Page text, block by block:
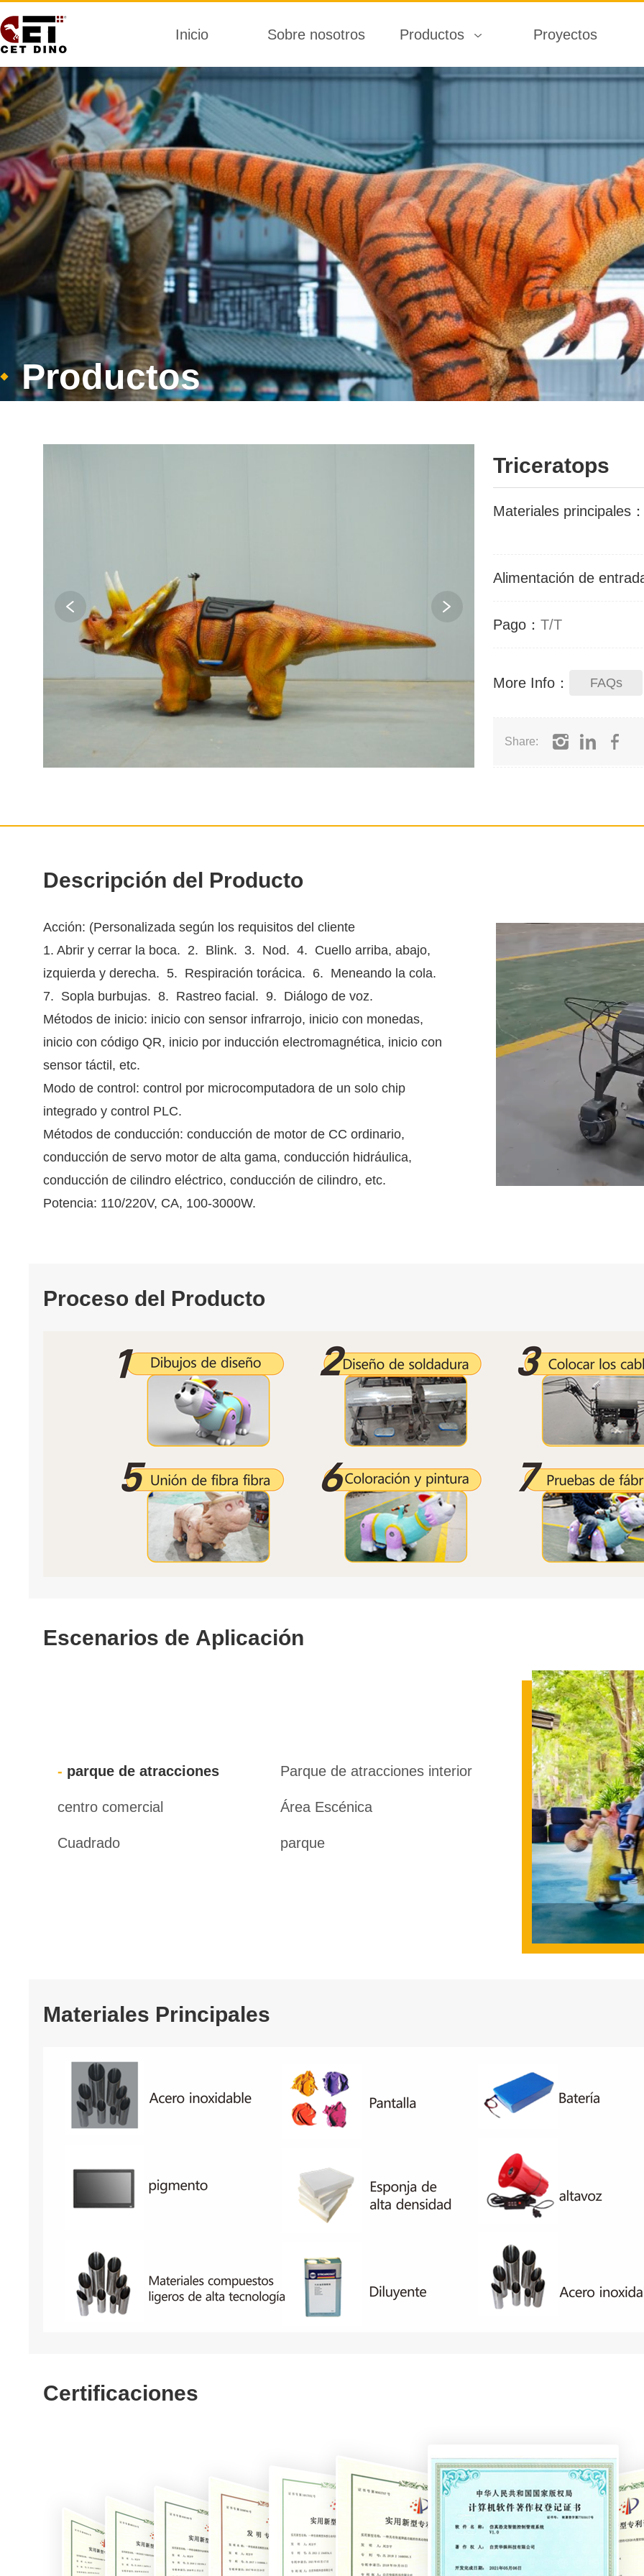
Inicio Sobre nosotros Productos Proyectos
Productos
Triceratops
Materiales principales：
Alimentación de
Pago： T/T
More Info： FAQs
Share:
Descripción del Producto
Acción: (Personalizada según los requisitos del cliente
1. Abrir y cerrar la boca. 2. Blink. 3. Nod. 4. Cuello arriba, abajo,
izquierda y derecha. 5. Respiración torácica. 6. Meneando la cola.
7. Sopla burbujas. 8. Rastreo facial. 9. Diálogo de voz.
Métodos de inicio: inicio con sensor infrarrojo, inicio con monedas,
inicio con código QR, inicio por inducción electromagnética, inicio con
sensor táctil, etc.
Modo de control: control por microcomputadora de un solo chip
integrado y control PLC.
Métodos de conducción: conducción de motor de CC ordinario,
conducción de servo motor de alta gama, conducción hidráulica,
conducción de cilindro eléctrico, conducción de cilindro, etc.
Potencia: 110/220V, CA, 100-3000W.
Proceso del Producto
Escenarios de Aplicación
parque de atracciones Parque de atracciones interior
centro comercial Área Escénica
Cuadrado parque
Materiales Principales
Certificaciones